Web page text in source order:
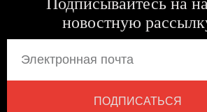
новостную
ПОДПИСАТЬСЯ